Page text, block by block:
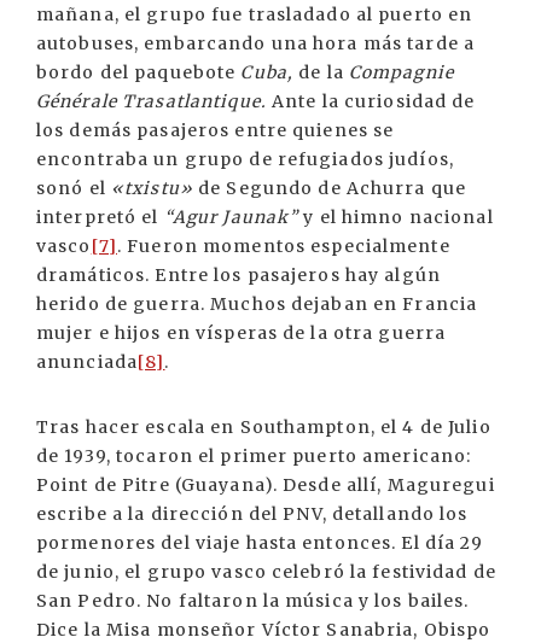
mañana, el grupo fue trasladado al puerto en
autobuses, embarcando una hora más tarde a
bordo del paquebote Cuba, de la Compagnie
Générale Trasatlantique. Ante la curiosidad de
los demás pasajeros entre quienes se
encontraba un grupo de refugiados judíos,
sonó el «txistu» de Segundo de Achurra que
interpretó el “Agur Jaunak”y el himno nacional
vasco [7]. Fueron momentos especialmente
dramáticos. Entre los pasajeros hay algún
herido de guerra. Muchos dejaban en Francia
mujer e hijos en vísperas de la otra guerra
anunciada[8].
Tras hacer escala en Southampton, el 4 de Julio
de 1939, tocaron el primer puerto americano:
Point de Pitre (Guayana). Desde allí, Maguregui
escribe a la dirección del PNV, detallando los
pormenores del viaje hasta entonces. El día 29
de junio, el grupo vasco celebró la festividad de
San Pedro. No faltaron la música y los bailes.
Dice la Misa monseñor Víctor Sanabria, Obispo